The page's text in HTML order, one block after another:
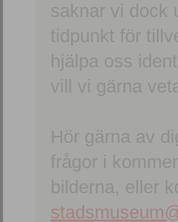
saknar vi dock
tidpunkt för
hjälpa oss
vill vi gärna
Hör gärna av
frågor i
bilderna, eller